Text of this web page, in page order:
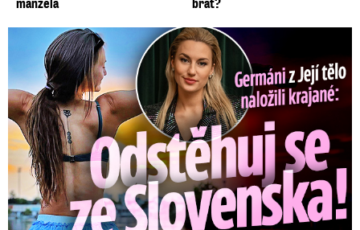
Germáni z Jejího těla: Odstěhuj se, vzkázali jí krajané